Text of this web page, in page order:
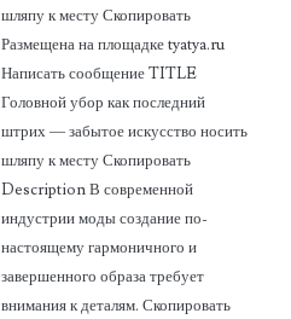
шляпу к месту Скопировать
Размещена на площадке tyatya.ru
Написать сообщение TITLE
Головной убор как последний
штрих — забытое искусство носить
шляпу к месту Скопировать
Description В современной
индустрии моды создание по-
настоящему гармоничного и
завершенного образа требует
внимания к деталям. Скопировать